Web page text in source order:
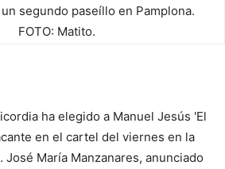
segundo paseíllo en Pamplona.
FOTO: Matito.
ha elegido a Manuel Jesús 'El
en el cartel del viernes en la
José María Manzanares, anunciado